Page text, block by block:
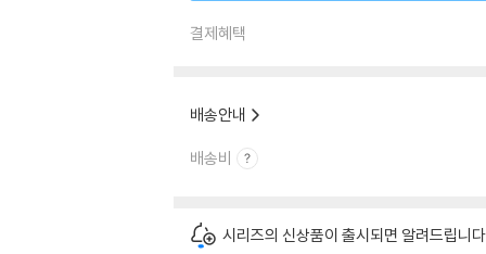
결제혜택
배송안내
배송비
시리즈의 신상품이 출시되면 알려드립니